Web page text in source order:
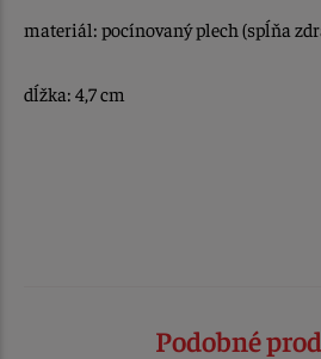
materiál: pocínovaný plech (spĺňa
dĺžka: 4,7 cm
Podobné